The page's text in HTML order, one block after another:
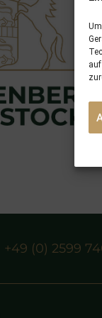
+49 (0) 2599